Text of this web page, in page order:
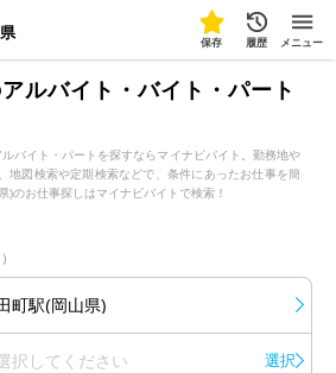
保存 履歴 メニュー
ルバイト・バイト・パート
バイト・パートを探すならマイナビバイト。勤務地や
地図検索や定期検索などで、条件にあったお仕事を簡
)のお仕事探しはマイナビバイトで検索！
町駅(岡山県)
択してください 選択